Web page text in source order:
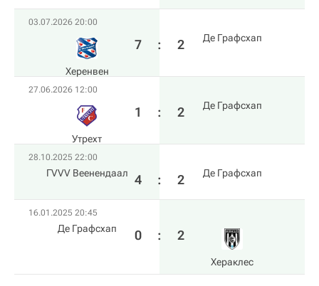
03.07.2026 20:00
Херенвен
7 : 2 Де Графсхап
27.06.2026 12:00
Утрехт
1 : 2 Де Графсхап
28.10.2025 22:00
ГVVV Веенендаал 4 : 2 Де Графсхап
16.01.2025 20:45
Де Графсхап 0 : 2
Хераклес